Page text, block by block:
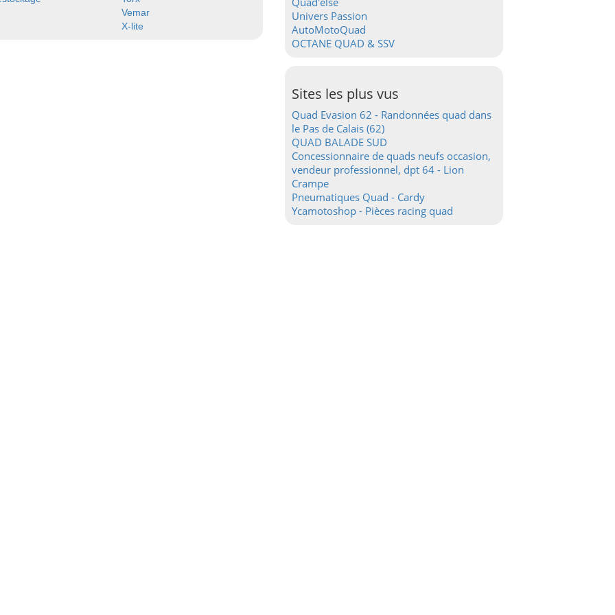
Vemar
X-lite
Univers Passion
AutoMotoQuad
OCTANE QUAD & SSV
Sites les plus vus
Quad Evasion 62 - Randonnées quad dans
le Pas de Calais (62)
QUAD BALADE SUD
Concessionnaire de quads neufs occasion,
vendeur professionnel, dpt 64 - Lion
Crampe
Pneumatiques Quad - Cardy
Ycamotoshop - Pièces racing quad